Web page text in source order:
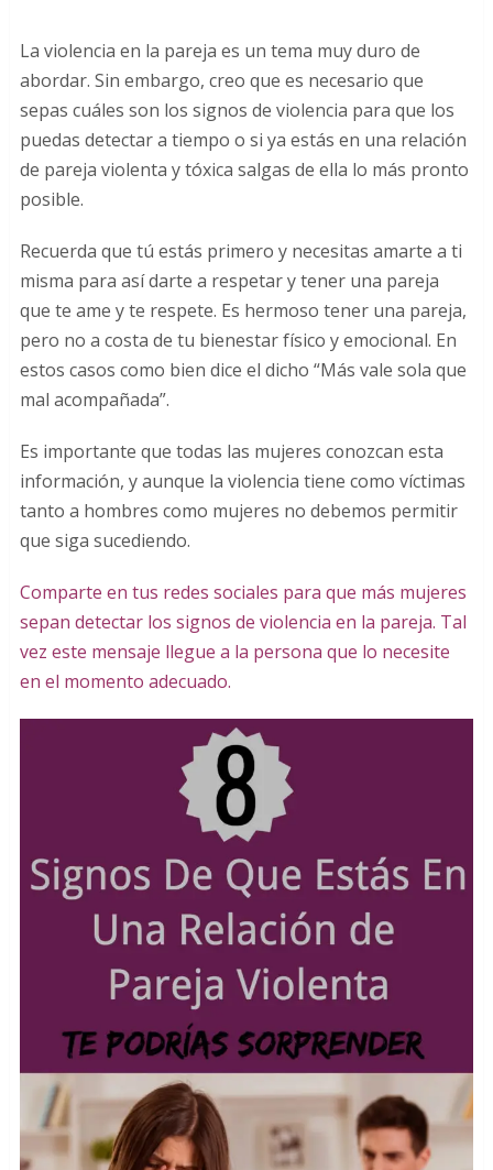
La violencia en la pareja es un tema muy duro de
abordar. Sin embargo, creo que es necesario que
sepas cuáles son los signos de violencia para que los
puedas detectar a tiempo o si ya estás en una relación
de pareja violenta y tóxica salgas de ella lo más pronto
posible.
Recuerda que tú estás primero y necesitas amarte a ti
misma para así darte a respetar y tener una pareja
que te ame y te respete. Es hermoso tener una pareja,
pero no a costa de tu bienestar físico y emocional. En
estos casos como bien dice el dicho “Más vale sola que
mal acompañada”.
Es importante que todas las mujeres conozcan esta
información, y aunque la violencia tiene como víctimas
tanto a hombres como mujeres no debemos permitir
que siga sucediendo.
Comparte en tus redes sociales para que más mujeres
sepan detectar los signos de violencia en la pareja. Tal
vez este mensaje llegue a la persona que lo necesite
en el momento adecuado.